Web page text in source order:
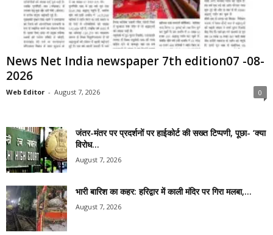
News Net India newspaper 7th edition07 -08-
2026
Web Editor - August 7, 2026 0
जंतर-मंतर पर प्रदर्शनों पर हाईकोर्ट की सख्त टिप्पणी, पूछा- ‘क्या
विरोध...
August 7, 2026
भारी बारिश का कहर: हरिद्वार में काली मंदिर पर गिरा मलबा,...
August 7, 2026